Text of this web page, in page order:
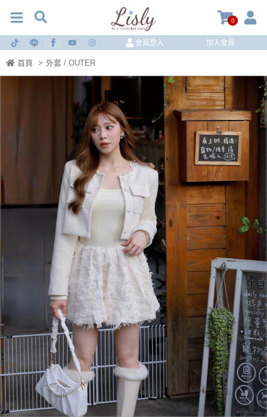
0
會員登入 加入會員
首頁 > 外套 / OUTER